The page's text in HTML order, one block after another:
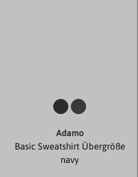
Adamo
Basic Sweatshirt Übergröße
navy